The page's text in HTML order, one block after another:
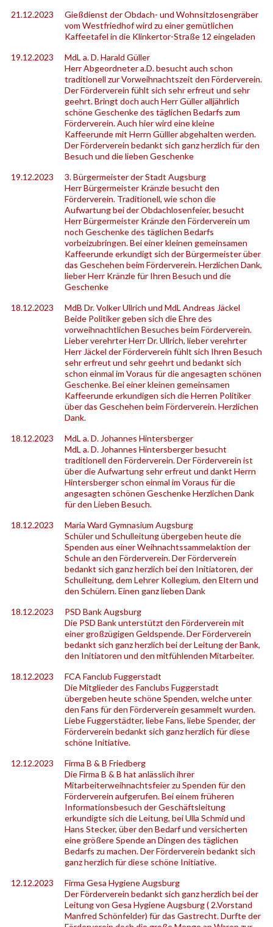
21.12.2023
Gießdienst der Obdach- und Wohnsitzlosengräber
vom Westfriedhof wird zu einer gemütlichen
Kaffeetafel in die Klinkertor-Straße 12 eingeladen
19.12.2023
MdL a. D. Harald Güller
Herr Abgeordneter a.D. besucht auch schon
traditionell zur Vorweihnachtszeit den Förderverein.
Der Förderverein fühlt sich sehr erfreut und sehr
geehrt. Bringt doch auch Herr Güller alljährlich
schöne Geschenke des täglichen Bedarfs zum
Förderverein. Auch hier wird eine kleine
Kaffeerunde mit Herrn Gülller abgehalten werden.
Der Förderverein bedankt sich ganz herzlich für den
Besuch und die lieben Geschenke
19.12.2023
3. Bürgermeister der Stadt Augsburg
Herr Bürgermeister Kränzle besucht den
Förderverein. Traditionell, wie schon die
Aufwartung bei der Obdachlosenfeier, besucht
Herr Bürgermeister Kränzle den Förderverein um
noch Geschenke des täglichen Bedarfs
vorbeizubringen. Bei einer kleinen gemeinsamen
Kaffeerunde erkundigt sich der Bürgermeister über
das Geschehen beim Förderverein. Herzlichen Dank,
lieber Herr Kränzle für Ihren Besuch und die
Geschenke
18.12.2023
MdB Dr. Volker Ullrich und MdL Andreas Jäckel
Beide Politiker geben sich die Ehre des
vorweihnachtlichen Besuches beim Förderverein.
Lieber verehrter Herr Dr. Ullrich, lieber verehrter
Herr Jäckel der Förderverein fühlt sich Ihren Besuch
sehr erfreut und sehr geehrt und bedankt sich
schon einmal im Voraus für die angesagten schönen
Geschenke. Bei einer kleinen gemeinsamen
Kaffeerunde erkundigen sich die Herren Politiker
über das Geschehen beim Förderverein. Herzlichen
Dank.
18.12.2023
MdL a. D. Johannes Hintersberger
MdL a. D. Johannes Hintersberger besucht
traditionell den Förderverein. Der Förderverein ist
über die Aufwartung sehr erfreut und dankt Herrn
Hintersberger schon einmal im Voraus für die
angesagten schönen Geschenke Herzlichen Dank
für den Lieben Besuch.
18.12.2023
Maria Ward Gymnasium Augsburg
Schüler und Schulleitung übergeben heute die
Spenden aus einer Weihnachtssammelaktion der
Schule an den Förderverein. Der Förderverein
bedankt sich ganz herzlich bei den Initiatoren, der
Schulleitung, dem Lehrer Kollegium, den Eltern und
den Schülern. Einen ganz lieben Dank
18.12.2023
PSD Bank Augsburg
Die PSD Bank unterstützt den Förderverein mit
einer großzügigen Geldspende. Der Förderverein
bedankt sich ganz herzlich bei der Leitung der Bank,
den Initiatoren und den mitfühlenden Mitarbeiter.
18.12.2023
FCA Fanclub Fuggerstadt
Die Mitglieder des Fanclubs Fuggerstadt
übergeben heute schöne Spenden, welche unter
den Fans für den Förderverein gesammelt wurden.
Liebe Fuggerstädter, liebe Fans, liebe Spender, der
Förderverein bedankt sich ganz herzlich für diese
schöne Initiative.
12.12.2023
Firma B & B Friedberg
Die Firma B & B hat anlässlich ihrer
Mitarbeiterweihnachtsfeier zu Spenden für den
Förderverein aufgerufen. Bei einem früheren
Informationsbesuch der Geschäftsleitung
erkundigte sich die Leitung, bei Ulla Schmid und
Hans Stecker, über den Bedarf und versicherten
eine größere Spende an Dingen des täglichen
Bedarfs zu machen. Der Förderverein bedankt sich
ganz herzlich für diese schöne Initiative.
12.12.2023
Firma Gesa Hygiene Augsburg
Der Förderverein bedankt sich ganz herzlich bei der
Leitung von Gesa Hygiene Augsburg ( 2.Vorstand
Manfred Schönfelder) für das Gastrecht. Durfte der